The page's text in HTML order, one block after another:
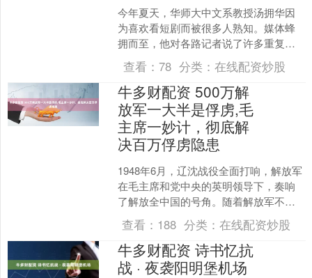
今年夏天，华师大中文系教授汤拥华因
为喜欢看短剧而被很多人熟知。媒体蜂
拥而至，他对各路记者说了许多重复的
话。 即使到后来他已经开始婉言谢绝采
访，仍有人试图从网络上....
查看：78 分类：在线配资炒股
牛多财配资 500万解
放军一大半是俘虏,毛
主席一妙计，彻底解
决百万俘虏隐患
1948年6月，辽沈战役全面打响，解放军
在毛主席和党中央的英明领导下，奏响
了解放全中国的号角。随着解放军不断
推进，曾有四百万兵力的国民党军逐渐
处于劣势，兵力不断....
查看： 188 分类： 在线配资炒股
牛多财配资 诗书忆抗
战 · 夜袭阳明堡机场